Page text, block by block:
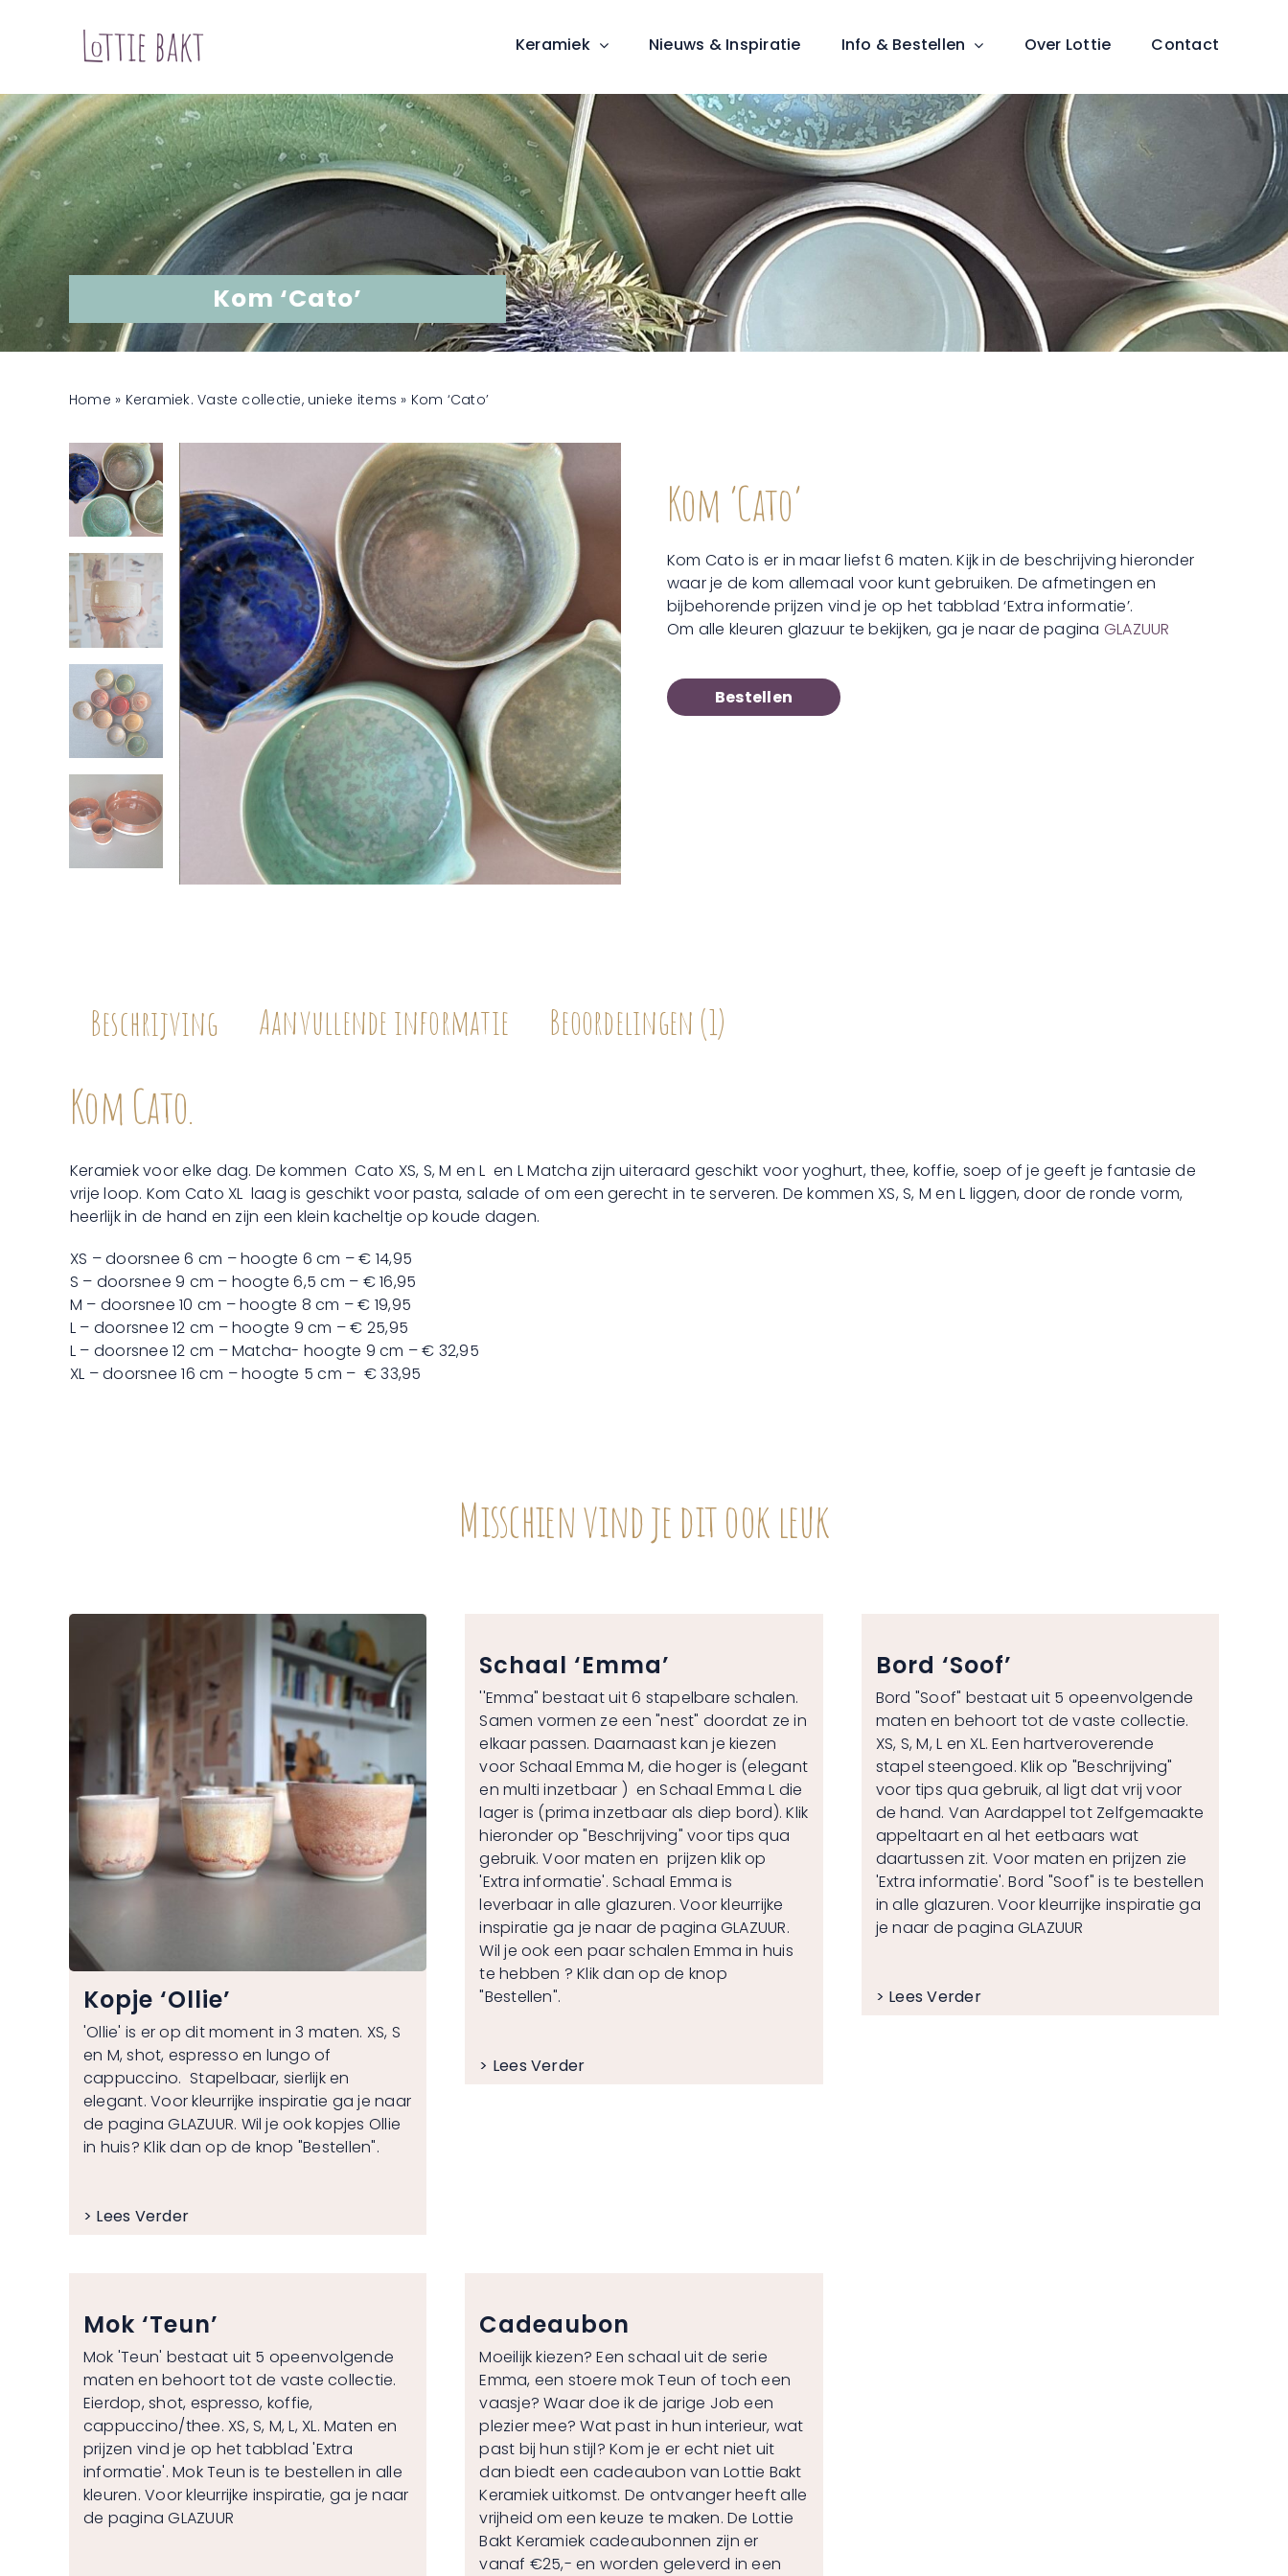
Keramiek Nieuws & Inspiratie Info & Bestellen Over Lottie Contact
Kom ‘Cato’
Home » Keramiek. Vaste collectie, unieke items » Kom ‘Cato’
Kom ‘Cato’
Kom Cato is er in maar liefst 6 maten. Kijk in de beschrijving hieronder
waar je de kom allemaal voor kunt gebruiken. De afmetingen en
bijbehorende prijzen vind je op het tabblad ‘Extra informatie’.
Om alle kleuren glazuur te bekijken, ga je naar de pagina GLAZUUR
Bestellen
Beschrijving Aanvullende informatie Beoordelingen (1)
Kom Cato.
Keramiek voor elke dag. De kommen Cato XS, S, M en L en L Matcha zijn uiteraard geschikt voor yoghurt, thee, koffie, soep of je geeft je fantasie de
vrije loop. Kom Cato XL laag is geschikt voor pasta, salade of om een gerecht in te serveren. De kommen XS, S, M en L liggen, door de ronde vorm,
heerlijk in de hand en zijn een klein kacheltje op koude dagen.
XS – doorsnee 6 cm – hoogte 6 cm – € 14,95
S – doorsnee 9 cm – hoogte 6,5 cm – € 16,95
M – doorsnee 10 cm – hoogte 8 cm – € 19,95
L – doorsnee 12 cm – hoogte 9 cm – € 25,95
L – doorsnee 12 cm – Matcha- hoogte 9 cm – € 32,95
XL – doorsnee 16 cm – hoogte 5 cm – € 33,95
Misschien vind je dit ook leuk
Kopje ‘Ollie’
'Ollie' is er op dit moment in 3 maten. XS, S
en M, shot, espresso en lungo of
cappuccino. Stapelbaar, sierlijk en
elegant. Voor kleurrijke inspiratie ga je naar
de paginaGLAZUUR. Wil je ook kopjes Ollie
in huis? Klik dan op de knop "Bestellen".
> Lees Verder
Schaal ‘Emma’
''Emma" bestaat uit 6 stapelbare schalen.
Samen vormen ze een "nest" doordat ze in
elkaar passen. Daarnaast kan je kiezen
voor Schaal Emma M, die hoger is (elegant
en multi inzetbaar ) en Schaal Emma L die
lager is (prima inzetbaar als diep bord). Klik
hieronder op "Beschrijving" voor tips qua
gebruik. Voor maten en prijzen klik op
'Extra informatie'. Schaal Emma is
leverbaar in alle glazuren. Voor kleurrijke
inspiratie ga je naar de pagina GLAZUUR.
Wil je ook een paar schalen Emma in huis
te hebben ? Klik dan op de knop
"Bestellen".
> Lees Verder
Bord ‘Soof’
Bord "Soof" bestaat uit 5 opeenvolgende
maten en behoort tot de vaste collectie.
XS, S, M, L en XL. Een hartveroverende
stapel steengoed. Klik op "Beschrijving"
voor tips qua gebruik, al ligt dat vrij voor
de hand. Van Aardappel tot Zelfgemaakte
appeltaart en al het eetbaars wat
daartussen zit. Voor maten en prijzen zie
'Extra informatie'. Bord "Soof" is te bestellen
in alle glazuren. Voor kleurrijke inspiratie ga
je naar de pagina GLAZUUR
> Lees Verder
Mok ‘Teun’
Mok 'Teun' bestaat uit 5 opeenvolgende
maten en behoort tot de vaste collectie.
Eierdop, shot, espresso, koffie,
cappuccino/thee. XS, S, M, L, XL. Maten en
prijzen vind je op het tabblad 'Extra
informatie'. Mok Teun is te bestellen in alle
kleuren. Voor kleurrijke inspiratie, ga je naar
de paginaGLAZUUR
Cadeaubon
Moeilijk kiezen? Een schaal uit de serie
Emma, een stoere mok Teun of toch een
vaasje? Waar doe ik de jarige Job een
plezier mee? Wat past in hun interieur, wat
past bij hun stijl? Kom je er echt niet uit
dan biedt een cadeaubon van Lottie Bakt
Keramiek uitkomst. De ontvanger heeft alle
vrijheid om een keuze te maken. De Lottie
Bakt Keramiek cadeaubonnen zijn er
vanaf €25,- en worden geleverd in een